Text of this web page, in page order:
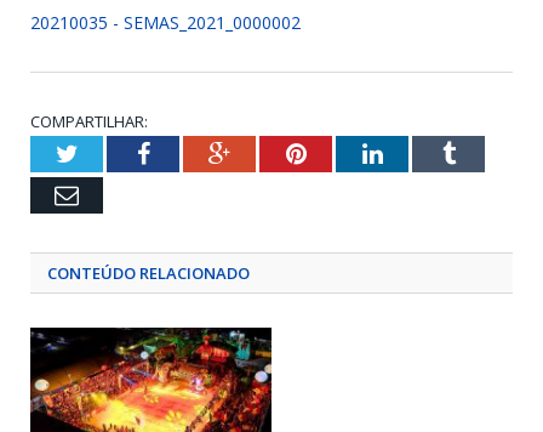
20210035 - SEMAS_2021_0000002
COMPARTILHAR:
TwitterFacebookGoogle+PinterestLinkedInTumblr
Email
CONTEÚDO RELACIONADO